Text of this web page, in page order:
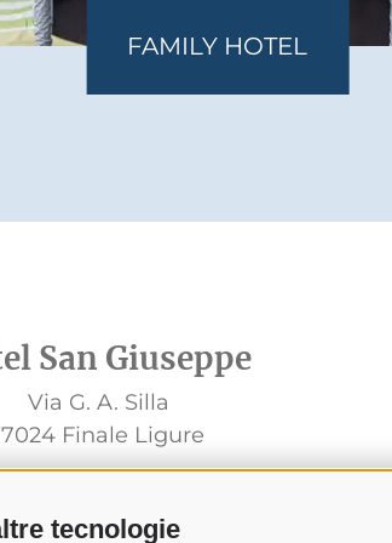
tecnologie
San Giuseppe
Via G. A. Silla
Finale Ligure